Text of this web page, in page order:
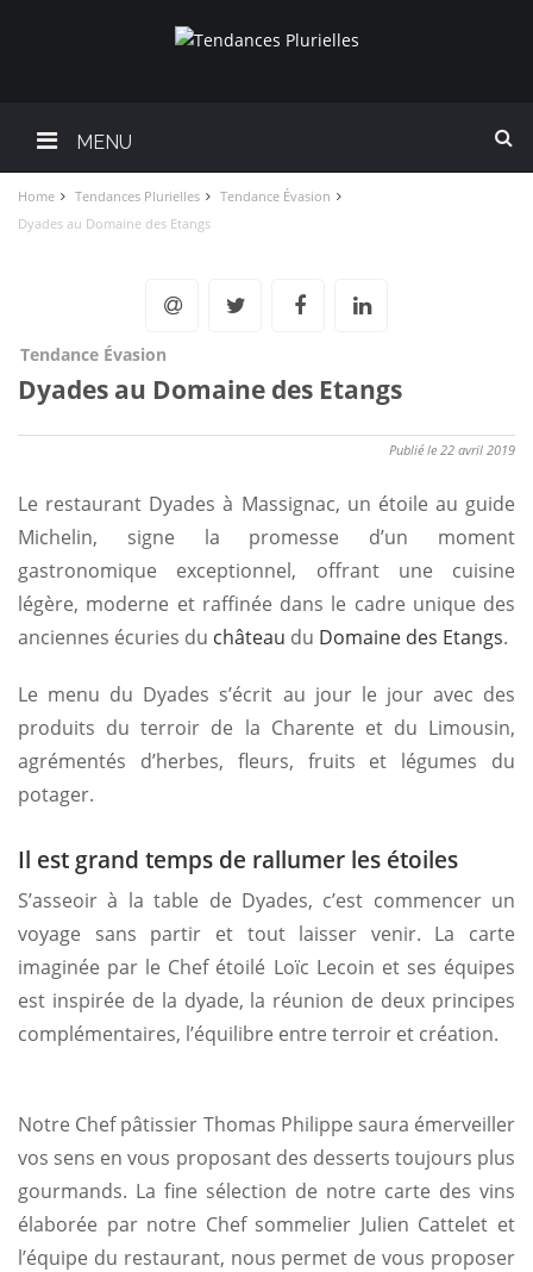
MENU
Home Tendances Plurielles
Tendance Évasion
Dyades au Domaine des Etangs
Tendance Évasion
Dyades au Domaine des Etangs
Publié le 22 avril 2019
Le restaurant Dyades à Massignac, un étoile au guide
Michelin, signe la promesse d’un moment
gastronomique exceptionnel, offrant une cuisine
légère, moderne et raffinée dans le cadre unique des
anciennes écuries du château du Domaine des Etangs.
Le menu du Dyades s’écrit au jour le jour avec des
produits du terroir de la Charente et du Limousin,
agrémentés d’herbes, fleurs, fruits et légumes du
potager.
Il est grand temps de rallumer les étoiles
S’asseoir à la table de Dyades, c’est commencer un
voyage sans partir et tout laisser venir. La carte
imaginée par le Chef étoilé Loïc Lecoin et ses équipes
est inspirée de la dyade, la réunion de deux principes
complémentaires, l’équilibre entre terroir et création.
Notre Chef pâtissier Thomas Philippe saura émerveiller
vos sens en vous proposant des desserts toujours plus
gourmands. La fine sélection de notre carte des vins
élaborée par notre Chef sommelier Julien Cattelet et
l’équipe du restaurant, nous permet de vous proposer